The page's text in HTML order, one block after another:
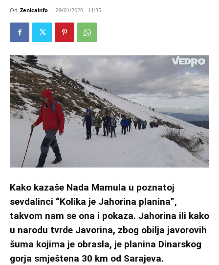
Od Zenicainfo - 29/01/2020 - 11:35
Kako kazaše Nada Mamula u poznatoj
sevdalinci “Kolika je Jahorina planina”,
takvom nam se ona i pokaza. Jahorina ili kako
u narodu tvrde Javorina, zbog obilja javorovih
šuma kojima je obrasla, je planina Dinarskog
gorja smještena 30 km od Sarajeva.